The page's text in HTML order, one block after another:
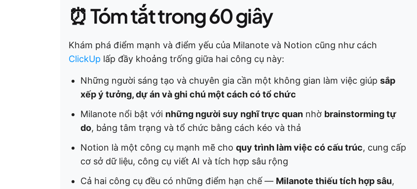
⏰ Tóm tắt trong 60 giây
Khám phá điểm mạnh và điểm yếu của Milanote và Notion cũng như cách
ClickUp lấp đầy khoảng trống giữa hai công cụ này:
Những người sáng tạo và chuyên gia cần một không gian làm việc giúp sắp
xếp ý tưởng, dự án và ghi chú một cách có tổ chức
Milanote nổi bật với những người suy nghĩ trực quan nhờ brainstorming tự
do, bảng tâm trạng và tổ chức bằng cách kéo và thả
Notion là một công cụ mạnh mẽ cho quy trình làm việc có cấu trúc, cung cấp
cơ sở dữ liệu, công cụ viết AI và tích hợp sâu rộng
Cả hai công cụ đều có những điểm hạn chế — Milanote thiếu tích hợp sâu,